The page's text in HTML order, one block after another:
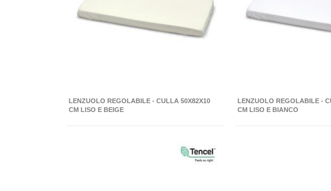
LENZUOLO REGOLABILE - CULLA 50X82X10
CM LISO E BEIGE
LENZUOLO REGOLABILE -
CM LISO E BIANCO